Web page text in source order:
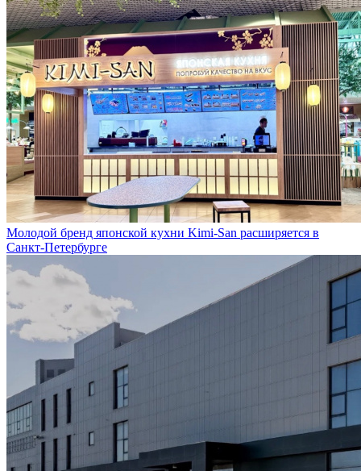
Молодой бренд японской кухни Kimi-San расширяется в
Санкт-Петербурге